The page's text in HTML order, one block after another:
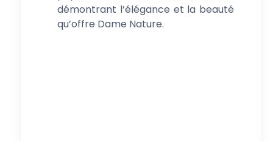
démontrant l’élégance et la beauté
qu’offre Dame Nature.